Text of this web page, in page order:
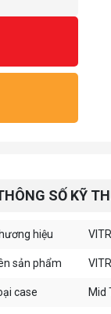
SỐ KỸ
hiệu
sản phẩm
case Mid